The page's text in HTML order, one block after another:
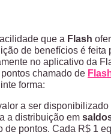
que a Flash
de benefícios é feita
no aplicativo da
chamado de
forma:
a ser
a distribuição em
de pontos. Cada R$ 1